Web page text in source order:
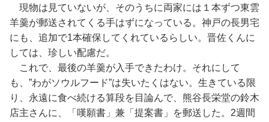
現物は見ていないが、そのうちに両家には１本ずつ東雲
羊羹が郵送されてくる手はずになっている。神戸の長男宅
にも、追加で1本確保してくれているらしい。晋佐くんに
しては、珍しい配慮だ。
これで、最後の羊羹が入手できたわけ。それにして
も、”わがソウルフード”は失いたくはない。生きている限
り、永遠に食べ続ける算段を目論んで、熊谷長栄堂の鈴木
店主さんに、「嘆願書」兼「提案書」を郵送した。2週間